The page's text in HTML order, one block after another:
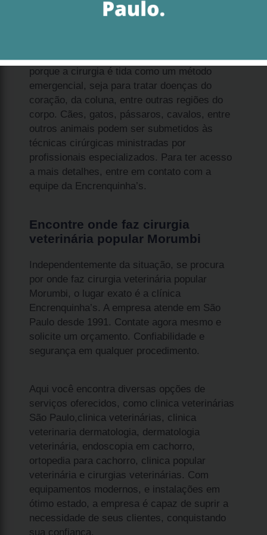
porque a cirurgia é tida como um método
emergencial, seja para tratar doenças do
coração, da coluna, entre outras regiões do
corpo. Cães, gatos, pássaros, cavalos, entre
outros animais podem ser submetidos às
técnicas cirúrgicas ministradas por
profissionais especializados. Para ter acesso
a mais detalhes, entre em contato com a
equipe da Encrenquinha’s.
Encontre onde faz cirurgia
veterinária popular Morumbi
Independentemente da situação, se procura
por onde faz cirurgia veterinária popular
Morumbi, o lugar exato é a clínica
Encrenquinha’s. A empresa atende em São
Paulo desde 1991. Contate agora mesmo e
solicite um orçamento. Confiabilidade e
segurança em qualquer procedimento.
Aqui você encontra diversas opções de
serviços oferecidos, como clinica veterinárias
São Paulo,clinica veterinárias, clinica
veterinaria dermatologia, dermatologia
veterinária, endoscopia em cachorro,
ortopedia para cachorro, clinica popular
veterinária e cirurgias veterinárias. Com
equipamentos modernos, e instalações em
ótimo estado, a empresa é capaz de suprir a
necessidade de seus clientes, conquistando
sua confiança.